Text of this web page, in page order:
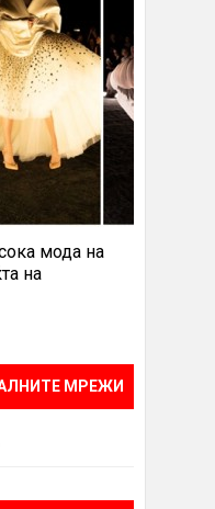
мода на
на
МРЕЖИ